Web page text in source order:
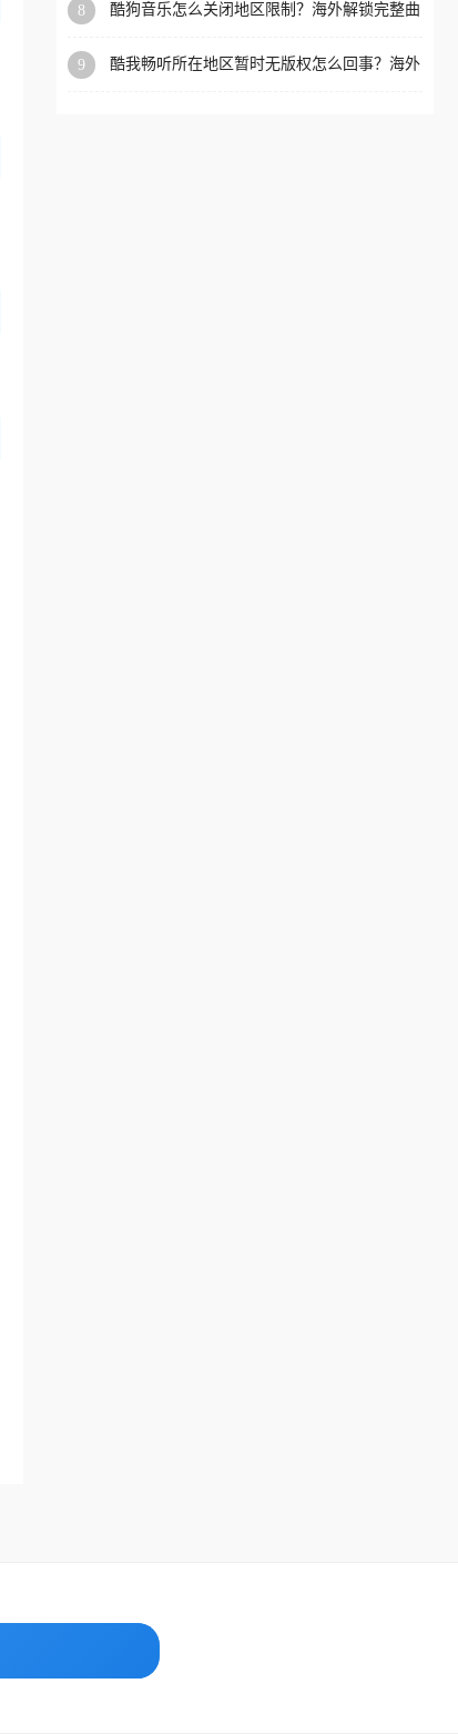
8
酷狗音乐怎么关闭地区限制？海外解锁完整曲
9
酷我畅听所在地区暂时无版权怎么回事？海外